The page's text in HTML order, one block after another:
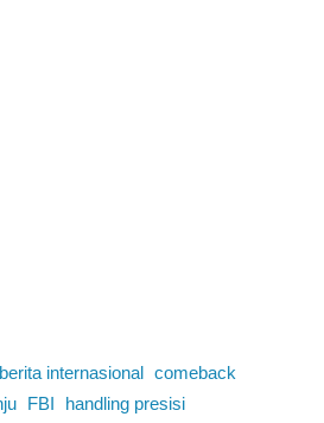
berita internasional comeback
FBI handling presisi